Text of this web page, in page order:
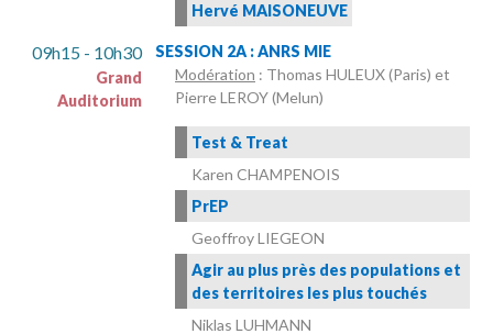
Hervé MAISONEUVE
09h15 - 10h30
Grand
Auditorium
SESSION 2A : ANRS MIE
Modération : Thomas HULEUX (Paris) et
Pierre LEROY (Melun)
Test & Treat
Karen CHAMPENOIS
PrEP
Geoffroy LIEGEON
Agir au plus près des populations et
des territoires les plus touchés
Niklas LUHMANN